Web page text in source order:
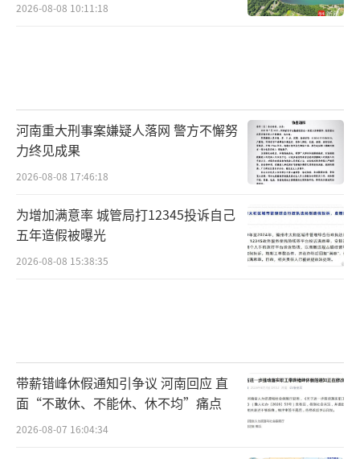
2026-08-08 10:11:18
河南重大刑事案嫌疑人落网 警方不懈努
力终见成果
2026-08-08 17:46:18
为增加满意率 城管局打12345投诉自己
五年造假被曝光
2026-08-08 15:38:35
带薪错峰休假通知引争议 河南回应 直
面“不敢休、不能休、休不均”痛点
2026-08-07 16:04:34